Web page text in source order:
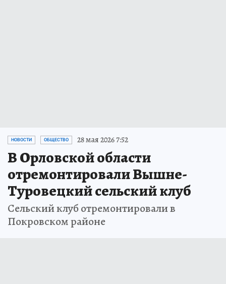
НОВОСТИ ОБЩЕСТВО 28 мая 2026 7:52
В Орловской области
отремонтировали Вышне-
Туровецкий сельский клуб
Сельский клуб отремонтировали в
Покровском районе